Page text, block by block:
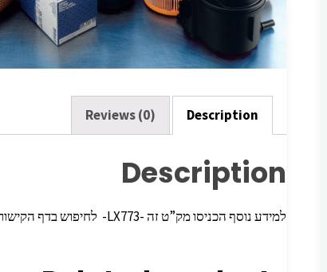
Description
Reviews (0)
Description
למידע נוסף הכניסו מק”ט זה -LX773- לחיפוש בדף הקישור באתר היצרן